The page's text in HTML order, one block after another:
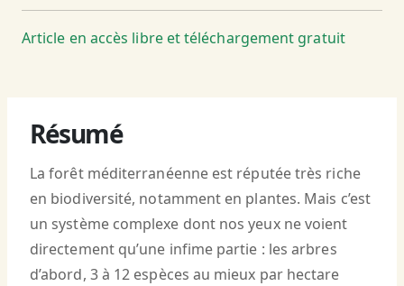
Article en accès libre et téléchargement gratuit
Résumé
La forêt méditerranéenne est réputée très riche
en biodiversité, notamment en plantes. Mais c’est
un système complexe dont nos yeux ne voient
directement qu’une infime partie : les arbres
d’abord, 3 à 12 espèces au mieux par hectare